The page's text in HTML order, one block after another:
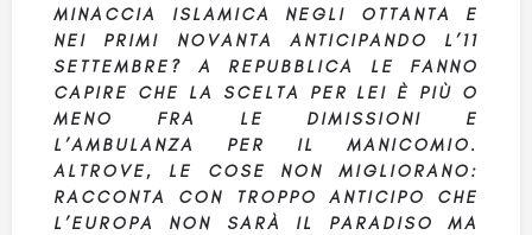
MINACCIA ISLAMICA NEGLI OTTANTA E
NEI PRIMI NOVANTA ANTICIPANDO L’11
SETTEMBRE? A REPUBBLICA LE FANNO
CAPIRE CHE LA SCELTA PER LEI È PIÙ O
MENO FRA LE DIMISSIONI E
L’AMBULANZA PER IL MANICOMIO.
ALTROVE, LE COSE NON MIGLIORANO:
RACCONTA CON TROPPO ANTICIPO CHE
L’EUROPA NON SARÀ IL PARADISO MA